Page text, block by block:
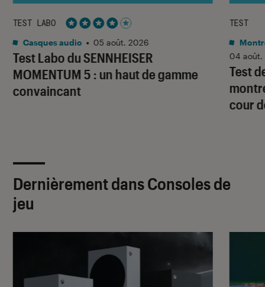
Test Labo du SENNHEISER
MOMENTUM 5 : un haut de gamme
convaincant
TEST LABO
Noté 4 étoiles sur 5
Casques audio • 05 août. 2026
Test
cour
TEST
04 août.
Dernièrement dans Consoles de
jeu